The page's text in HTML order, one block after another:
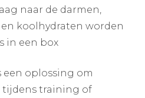
naar de darmen,
koolhydraten worden
in een box
oplossing om
tijdens training of